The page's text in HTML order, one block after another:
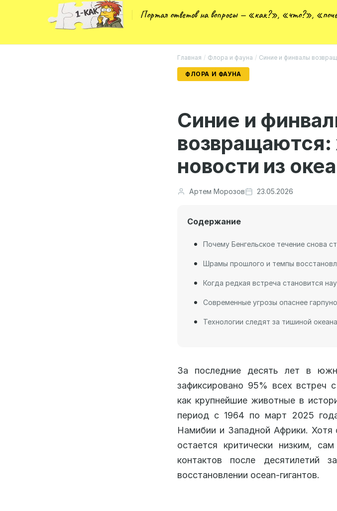
Портал ответов на вопросы — «как?», «что?»,
Главная / Флора и фауна / Синие и финвалы
ФЛОРА И ФАУНА
Синие и
новости из
Артем Морозов 23.05.2026
Содержание
Почему Бенгельское течение снова
Шрамы прошлого и темпы
Когда редкая встреча становится
Современные угрозы опаснее
Технологии следят за тишиной океана
За последние десять лет в
зафиксировано 95% всех встреч
как крупнейшие животные в
период с 1964 по март 2025
Намибии и Западной Африки.
остается критически низким,
контактов после десятилетий
восстановлении ocean-гигантов.